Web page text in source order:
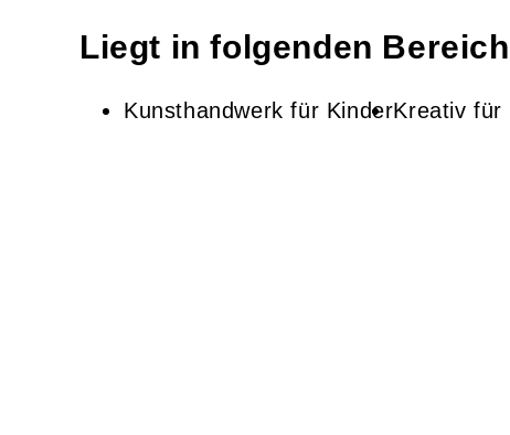
Liegt in folgenden
Kunsthandwerk für KinderKreativ für